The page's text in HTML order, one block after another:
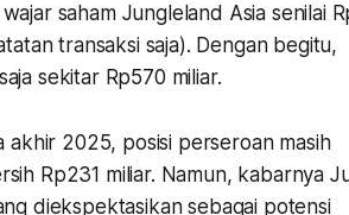
saham Jungleland Asia senilai
transaksi saja). Dengan begitu,
sekitar Rp570 miliar.
akhir 2025, posisi perseroan masih
Rp231 miliar. Namun, kabarnya
diekspektasikan sebagai potensi